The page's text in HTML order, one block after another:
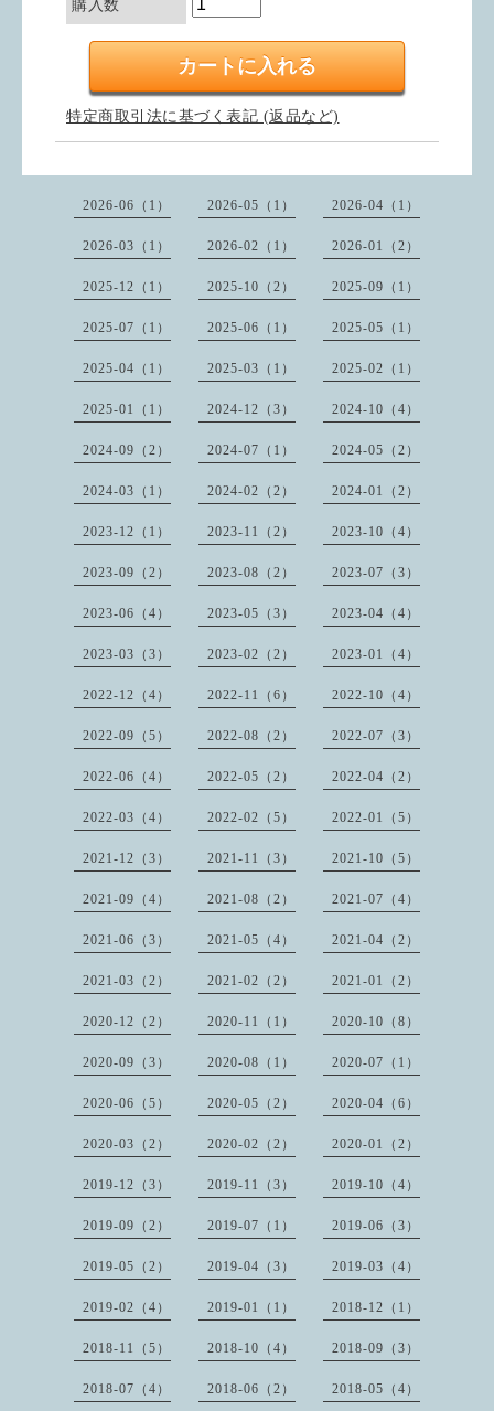
購入数
特定商取引法に基づく表記 (返品など)
2026-06（1） 2026-05（1） 2026-04（1）
2026-03（1） 2026-02（1） 2026-01（2）
2025-12（1） 2025-10（2） 2025-09（1）
2025-07（1） 2025-06（1） 2025-05（1）
2025-04（1） 2025-03（1） 2025-02（1）
2025-01（1） 2024-12（3） 2024-10（4）
2024-09（2） 2024-07（1） 2024-05（2）
2024-03（1） 2024-02（2） 2024-01（2）
2023-12（1） 2023-11（2） 2023-10（4）
2023-09（2） 2023-08（2） 2023-07（3）
2023-06（4） 2023-05（3） 2023-04（4）
2023-03（3） 2023-02（2） 2023-01（4）
2022-12（4） 2022-11（6） 2022-10（4）
2022-09（5） 2022-08（2） 2022-07（3）
2022-06（4） 2022-05（2） 2022-04（2）
2022-03（4） 2022-02（5） 2022-01（5）
2021-12（3） 2021-11（3） 2021-10（5）
2021-09（4） 2021-08（2） 2021-07（4）
2021-06（3） 2021-05（4） 2021-04（2）
2021-03（2） 2021-02（2） 2021-01（2）
2020-12（2） 2020-11（1） 2020-10（8）
2020-09（3） 2020-08（1） 2020-07（1）
2020-06（5） 2020-05（2） 2020-04（6）
2020-03（2） 2020-02（2） 2020-01（2）
2019-12（3） 2019-11（3） 2019-10（4）
2019-09（2） 2019-07（1） 2019-06（3）
2019-05（2） 2019-04（3） 2019-03（4）
2019-02（4） 2019-01（1） 2018-12（1）
2018-11（5） 2018-10（4） 2018-09（3）
2018-07（4） 2018-06（2） 2018-05（4）